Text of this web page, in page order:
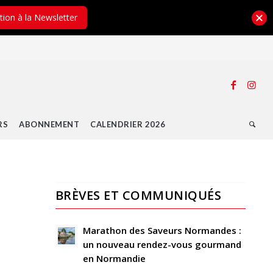
ABONNEMENT CALENDRIER 2026
Laisser
BRÈVES ET COMMUNIQUÉS
Marathon des Saveurs Normandes :
un nouveau rendez-vous gourmand
en Normandie
à la Newsletter